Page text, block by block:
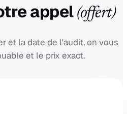
appel (offert)
et la date de l'audit, on vous
et le prix exact.